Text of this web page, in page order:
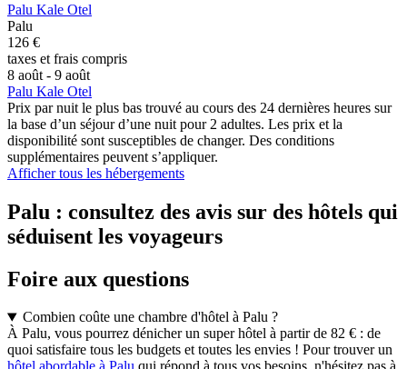
Palu Kale Otel
Palu
126 €
taxes et frais compris
8 août - 9 août
Palu Kale Otel
Prix par nuit le plus bas trouvé au cours des 24 dernières heures sur
la base d’un séjour d’une nuit pour 2 adultes. Les prix et la
disponibilité sont susceptibles de changer. Des conditions
supplémentaires peuvent s’appliquer.
Afficher tous les hébergements
Palu : consultez des avis sur des hôtels qui
séduisent les voyageurs
Foire aux questions
Combien coûte une chambre d'hôtel à Palu ?
À Palu, vous pourrez dénicher un super hôtel à partir de 82 € : de
quoi satisfaire tous les budgets et toutes les envies ! Pour trouver un